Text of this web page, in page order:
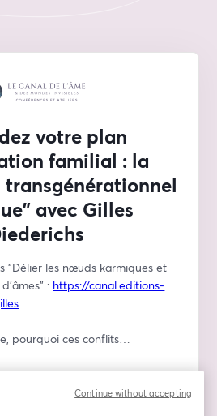
votre plan
familial : la
avec Gilles
"Délier les nœuds karmiques et
: https://canal.editions-
pourquoi ces conflits…
d'incarnation décidé
plusieurs vies, ainsi :Continue without accepting